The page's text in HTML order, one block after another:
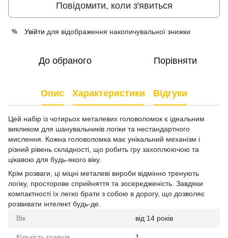
Повідомити, коли з'явиться
% Увійти для відображення накопичувальної знижки
До обраного Порівняти
Опис Характеристики Відгуки
Цей набір із чотирьох металевих головоломок є ідеальним
викликом для шанувальників логіки та нестандартного
мислення. Кожна головоломка має унікальний механізм і
різний рівень складності, що робить гру захоплюючою та
цікавою для будь-якого віку.
Крім розваги, ці міцні металеві вироби відмінно тренують
логіку, просторове сприйняття та зосередженість. Завдяки
компактності їх легко брати з собою в дорогу, що дозволяє
розвивати інтелект будь-де.
Вік
від 14 років